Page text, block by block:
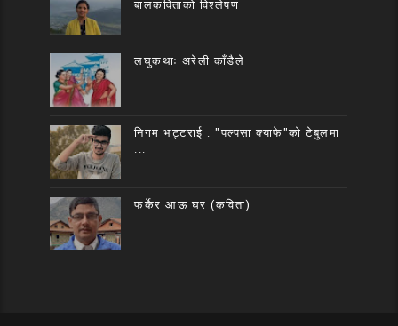
बालकविताको विश्लेषण
लघुकथाः अरेली काँडैले
निगम भट्टराई : "पल्पसा क्याफे"को टेबुलमा
फर्केर आऊ घर (कविता)